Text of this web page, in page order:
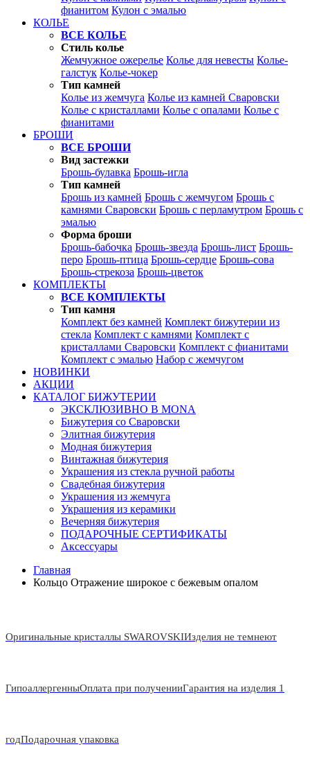
фианитом Кулон с эмалью
КОЛЬЕ
ВСЕ КОЛЬЕ
Стиль колье
Жемчужное ожерелье Колье для невесты Колье-
галстук Колье-чокер
Тип камней
Колье из жемчуга Колье из камней Сваровски
Колье с кристаллами Колье с опалами Колье с
фианитами
БРОШИ
ВСЕ БРОШИ
Вид застежки
Брошь-булавка Брошь-игла
Тип камней
Брошь из камней Брошь с жемчугом Брошь с
камнями Сваровски Брошь с перламутром Брошь с
эмалью
Форма броши
Брошь-бабочка Брошь-звезда Брошь-лист Брошь-
перо Брошь-птица Брошь-сердце Брошь-сова
Брошь-стрекоза Брошь-цветок
КОМПЛЕКТЫ
ВСЕ КОМПЛЕКТЫ
Тип камня
Комплект без камней Комплект бижутерии из
стекла Комплект с камнями Комплект с
кристаллами Сваровски Комплект с фианитами
Комплект с эмалью Набор с жемчугом
НОВИНКИ
АКЦИИ
КАТАЛОГ БИЖУТЕРИИ
ЭКСКЛЮЗИВНО В MONA
Бижутерия со Сваровски
Элитная бижутерия
Модная бижутерия
Винтажная бижутерия
Украшения из стекла ручной работы
Свадебная бижутерия
Украшения из жемчуга
Украшения из керамики
Вечерняя бижутерия
ПОДАРОЧНЫЕ СЕРТИФИКАТЫ
Аксессуары
Главная
Кольцо Отражение широкое с бежевым опалом
Оригинальные кристаллы SWAROVSKIИзделия не темнеют
ГипоаллергенныОплата при полученииГарантия на изделия 1
годПодарочная упаковка